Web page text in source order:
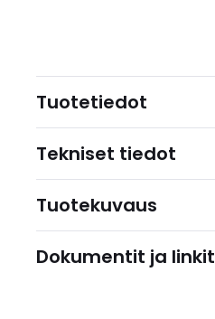
Tuotetiedot
Tekniset tiedot
Tuotekuvaus
Dokumentit ja linkit